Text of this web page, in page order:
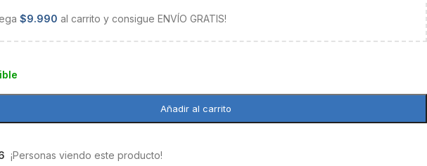
$9.990 al carrito y consigue ENVÍO GRATIS!
Añadir al carrito
¡Personas viendo este producto!